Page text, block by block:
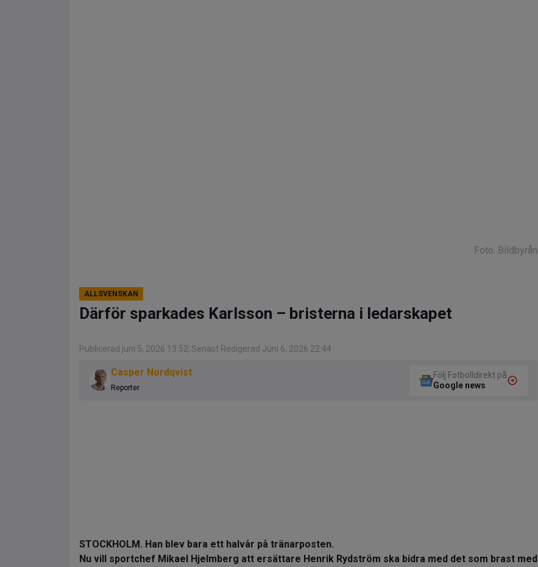
Foto: Bildbyrån
ALLSVENSKAN
Därför sparkades Karlsson – bristerna i ledarskapet
Publicerad juni 5, 2026 13:52 Senast Redigerad Juni 6, 2026 22:44
Casper Nordqvist
Reporter
Följ Fotbolldirekt på
Google news
STOCKHOLM. Han blev bara ett halvår på tränarposten.
Nu vill sportchef Mikael Hjelmberg att ersättare Henrik Rydström ska bidra med det som brast med